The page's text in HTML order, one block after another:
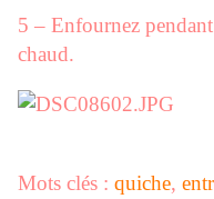
5 – Enfournez
chaud.
Mots clés : quiche,